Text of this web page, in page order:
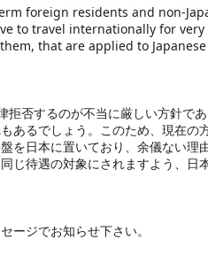
foreign residents and non-
to travel internationally for
that are applied to
否するのが不当に厳しい方針で
るでしょう。このため、現在の
を日本に置いており、余儀ない
じ待遇の対象にされますよう、日